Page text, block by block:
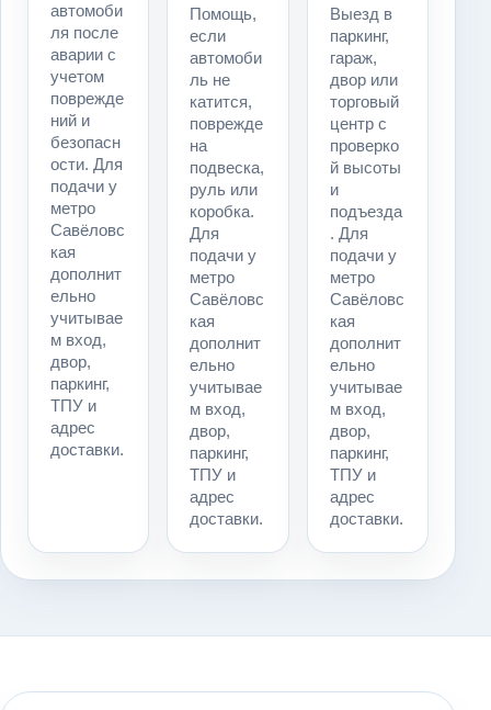
автомоби
ля после
аварии с
учетом
поврежде
ний и
безопасн
ости. Для
подачи у
метро
Савёловс
кая
дополнит
ельно
учитывае
м вход,
двор,
паркинг,
ТПУ и
адрес
доставки.
Помощь,
если
автомоби
ль не
катится,
поврежде
на
подвеска,
руль или
коробка.
Для
подачи у
метро
Савёловс
кая
дополнит
ельно
учитывае
м вход,
двор,
паркинг,
ТПУ и
адрес
доставки.
Выезд в
паркинг,
гараж,
двор или
торговый
центр с
проверко
й высоты
и
подъезда
. Для
подачи у
метро
Савёловс
кая
дополнит
ельно
учитывае
м вход,
двор,
паркинг,
ТПУ и
адрес
доставки.